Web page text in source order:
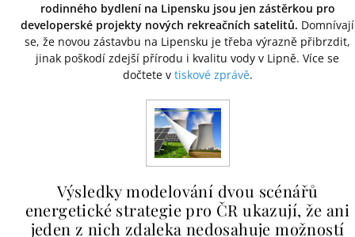
rodinného bydlení na Lipensku jsou jen zástěrkou pro
developerské projekty nových rekreačních satelitů. Domnívají
se, že novou zástavbu na Lipensku je třeba výrazně přibrzdit,
jinak poškodí zdejší přírodu i kvalitu vody v Lipně. Více se
dočtete v tiskové zprávě.
Výsledky modelování dvou scénářů
energetické strategie pro ČR ukazují, že ani
jeden z nich zdaleka nedosahuje možností